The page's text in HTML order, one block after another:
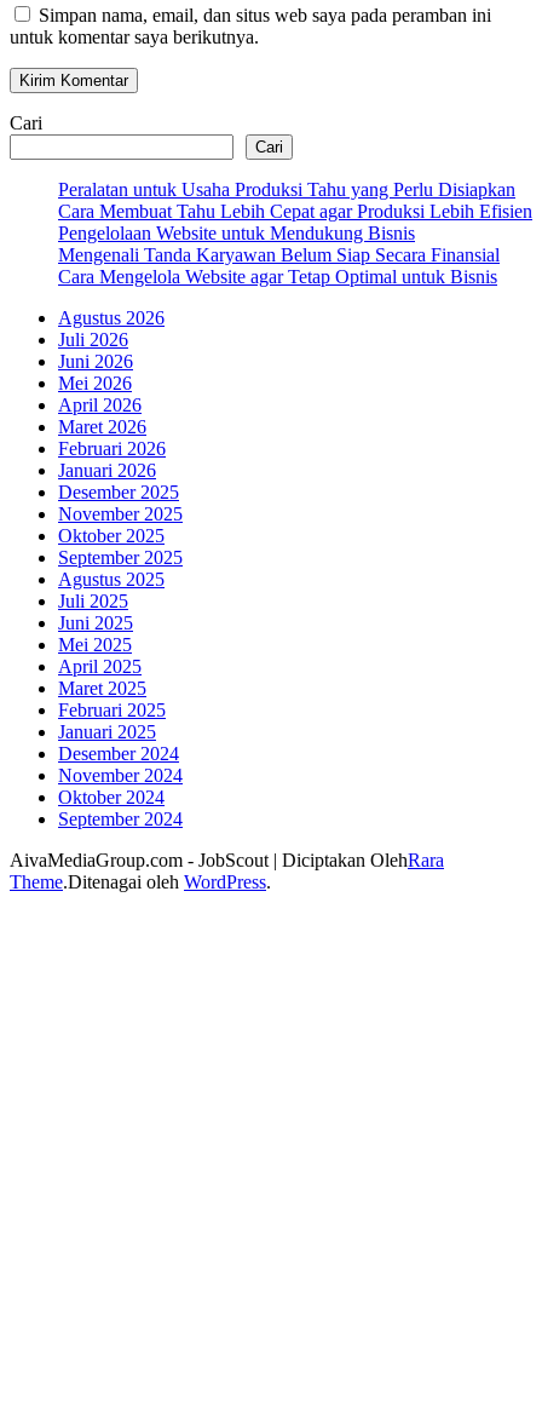
Simpan nama, email, dan situs web saya pada peramban ini
untuk komentar saya berikutnya.
Cari
Cari
Peralatan untuk Usaha Produksi Tahu yang Perlu Disiapkan
Cara Membuat Tahu Lebih Cepat agar Produksi Lebih Efisien
Pengelolaan Website untuk Mendukung Bisnis
Mengenali Tanda Karyawan Belum Siap Secara Finansial
Cara Mengelola Website agar Tetap Optimal untuk Bisnis
Agustus 2026
Juli 2026
Juni 2026
Mei 2026
April 2026
Maret 2026
Februari 2026
Januari 2026
Desember 2025
November 2025
Oktober 2025
September 2025
Agustus 2025
Juli 2025
Juni 2025
Mei 2025
April 2025
Maret 2025
Februari 2025
Januari 2025
Desember 2024
November 2024
Oktober 2024
September 2024
AivaMediaGroup.com - JobScout | Diciptakan OlehRara
Theme.Ditenagai oleh WordPress.